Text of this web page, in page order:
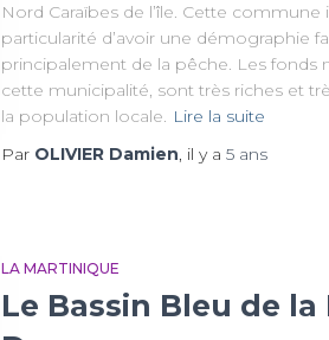
Nord Caraïbes de l’île. Cette commune
particularité d’avoir une démographie
principalement de la pêche. Les fonds
cette municipalité, sont très riches et
la population locale. Lire la suite
Par OLIVIER Damien, il y a 5 ans
LA MARTINIQUE
Le Bassin Bleu de la